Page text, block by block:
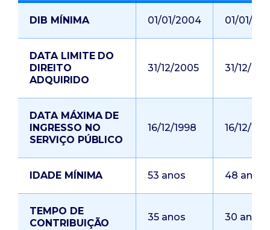
DIB MÍNIMA 01/01/2004 01/01/
DATA LIMITE DO
DIREITO
ADQUIRIDO
31/12/2005 31/12/
DATA MÁXIMA DE
INGRESSO NO
SERVIÇO PÚBLICO
16/12/1998 16/12/
IDADE MÍNIMA 53 anos 48 anos
TEMPO DE
CONTRIBUIÇÃO
35 anos 30 anos